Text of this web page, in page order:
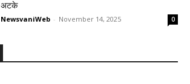
अटके
NewsvaniWeb - November 14, 2025 0